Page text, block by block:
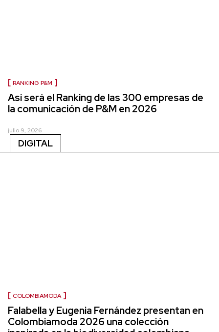
RANKING P&M
Así será el Ranking de las 300 empresas de
la comunicación de P&M en 2026
julio 9, 2026
DIGITAL
COLOMBIAMODA
Falabella y Eugenia Fernández presentan en
Colombiamoda 2026 una colección